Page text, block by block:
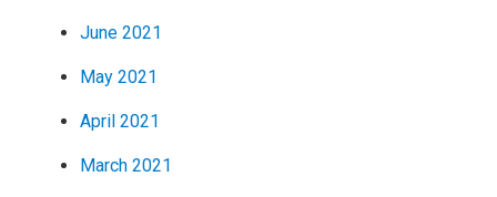
June 2021
May 2021
April 2021
March 2021